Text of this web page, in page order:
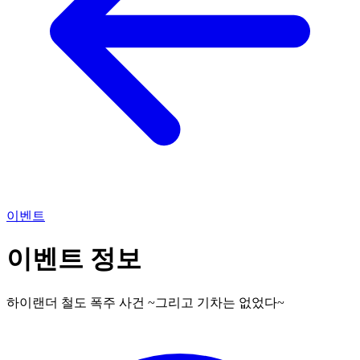
이벤트
이벤트 정보
하이랜더 철도 폭주 사건 ~그리고 기차는 없었다~